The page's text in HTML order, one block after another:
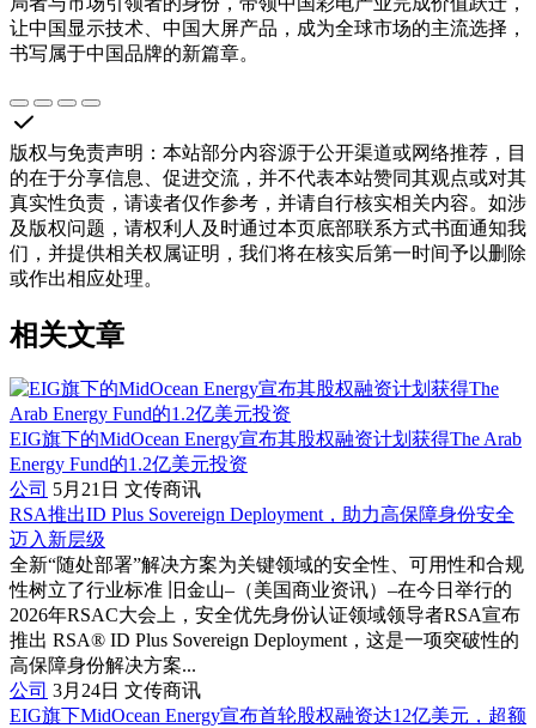
让中国显示技术、中国大屏产品，成为全球市场的主流选择，
书写属于中国品牌的新篇章。
版权与免责声明 ： 本站部分内容源于公开渠道或网络推荐，目
的在于分享信息、促进交流，并不代表本站赞同其观点或对其
真实性负责，请读者仅作参考，并请自行核实相关内容。如涉
及版权问题，请权利人及时通过本页底部联系方式书面通知我
们，并提供相关权属证明，我们将在核实后第一时间予以删除
或作出相应处理。
相关文章
EIG旗下的MidOcean Energy宣布其股权融资计划获得The Arab
Energy Fund的1.2亿美元投资
公司 5月21日 文传商讯
RSA推出ID Plus Sovereign Deployment，助力高保障身份安全
迈入新层级
全新“随处部署”解决方案为关键领域的安全性、可用性和合规
性树立了行业标准 旧金山–（美国商业资讯）–在今日举行的
2026年RSAC大会上，安全优先身份认证领域领导者RSA宣布
推出 RSA® ID Plus Sovereign Deployment，这是一项突破性的
高保障身份解决方案...
公司 3月24日 文传商讯
EIG旗下MidOcean Energy宣布首轮股权融资达12亿美元，超额